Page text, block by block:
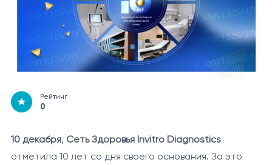
Рейтинг
0
10 декабря, Сеть Здоровья Invitro Diagnostics
отметила 10 лет со дня своего основания. За это